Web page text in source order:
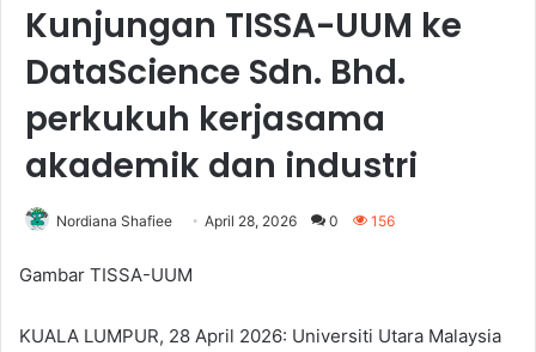
Kunjungan TISSA-UUM ke
DataScience Sdn. Bhd.
perkukuh kerjasama
akademik dan industri
Nordiana Shafiee April 28, 2026 0 156
Gambar TISSA-UUM
KUALA LUMPUR, 28 April 2026: Universiti Utara Malaysia